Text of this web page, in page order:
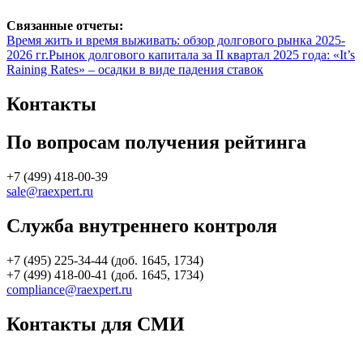
Связанные отчеты:
Время жить и время выживать: обзор долгового рынка 2025-
2026 гг.Рынок долгового капитала за II квартал 2025 года: «It’s
Raining Rates» – осадки в виде падения ставок
Контакты
По вопросам получения рейтинга
+7 (499) 418-00-39
sale@raexpert.ru
Служба внутреннего контроля
+7 (495) 225-34-44 (доб. 1645, 1734)
+7 (499) 418-00-41 (доб. 1645, 1734)
compliance@raexpert.ru
Контакты для СМИ